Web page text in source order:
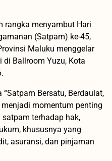
rangka menyambut Hari
(Satpam) ke-45,
Maluku menggelar
Ballroom Yuzu, Kota
Bersatu, Berdaulat,
momentum penting
terhadap hak,
khususnya yang
asuransi, dan pinjaman